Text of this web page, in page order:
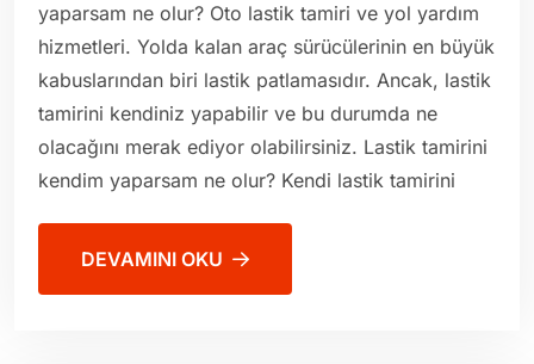
yaparsam ne olur? Oto lastik tamiri ve yol yardım
hizmetleri. Yolda kalan araç sürücülerinin en büyük
kabuslarından biri lastik patlamasıdır. Ancak, lastik
tamirini kendiniz yapabilir ve bu durumda ne
olacağını merak ediyor olabilirsiniz. Lastik tamirini
kendim yaparsam ne olur? Kendi lastik tamirini
DEVAMINI OKU